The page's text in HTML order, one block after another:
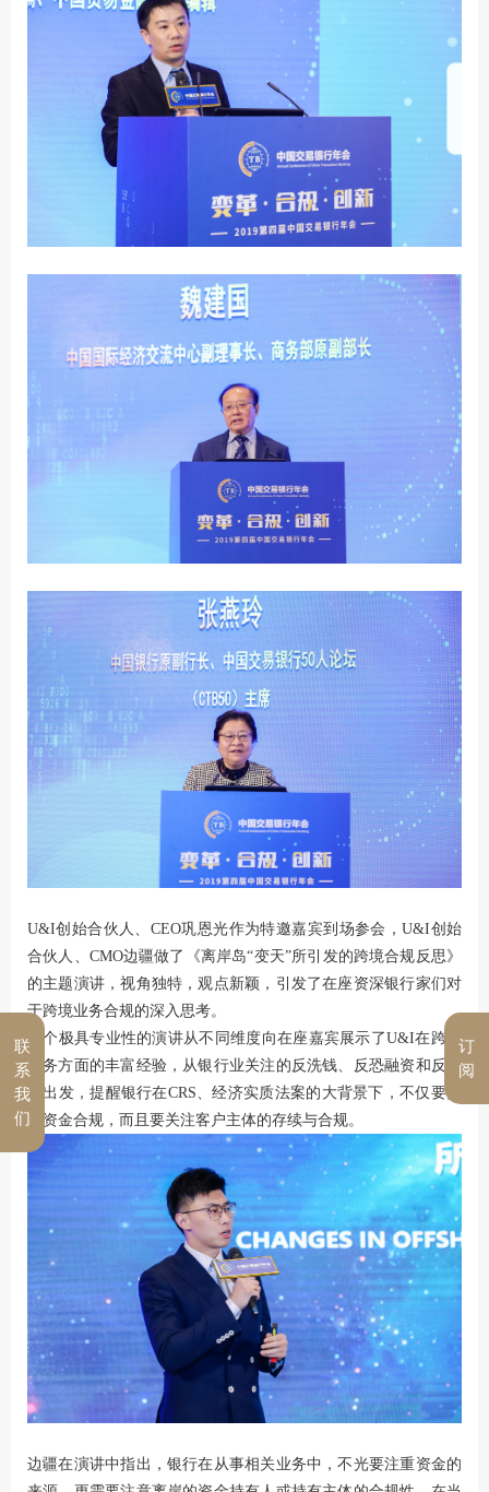
U&I创始合伙人、CEO巩恩光作为特邀嘉宾到场参会，U&I创始
合伙人、CMO边疆做了《离岸岛“变天”所引发的跨境合规反思》
的主题演讲，视角独特，观点新颖，引发了在座资深银行家们对
于跨境业务合规的深入思考。
这个极具专业性的演讲从不同维度向在座嘉宾展示了U&I在跨境
服务方面的丰富经验，从银行业关注的反洗钱、反恐融资和反避
税出发，提醒银行在CRS、经济实质法案的大背景下，不仅要关
注资金合规，而且要关注客户主体的存续与合规。
边疆在演讲中指出，银行在从事相关业务中，不光要注重资金的
订
阅
联
系
我
们